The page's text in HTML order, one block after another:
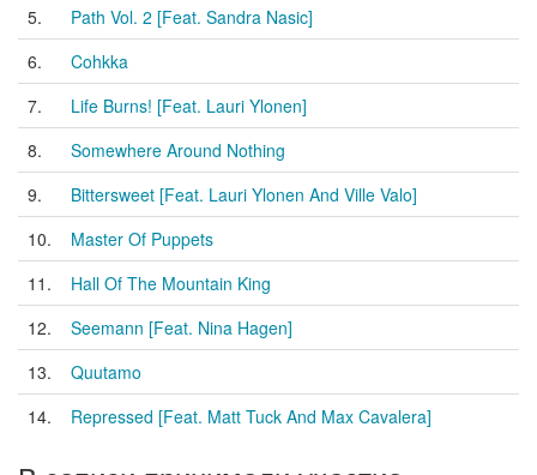
5.
Path Vol. 2 [Feat. Sandra Nasic]
6.
Cohkka
7.
Life Burns! [Feat. Lauri Ylonen]
8.
Somewhere Around Nothing
9.
Bittersweet [Feat. Lauri Ylonen And Ville Valo]
10.
Master Of Puppets
11.
Hall Of The Mountain King
12.
Seemann [Feat. Nina Hagen]
13.
Quutamo
14.
Repressed [Feat. Matt Tuck And Max Cavalera]